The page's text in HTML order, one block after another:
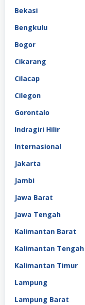
Bekasi
Bengkulu
Bogor
Cikarang
Cilacap
Cilegon
Gorontalo
Indragiri Hilir
Internasional
Jakarta
Jambi
Jawa Barat
Jawa Tengah
Kalimantan Barat
Kalimantan Tengah
Kalimantan Timur
Lampung
Lampung Barat